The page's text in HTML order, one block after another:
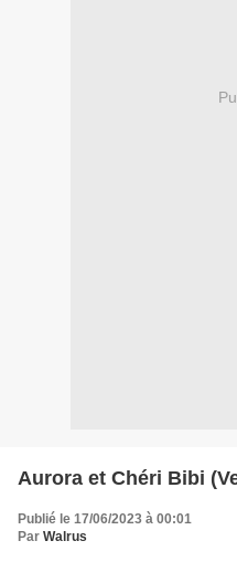
Aurora et Chéri Bibi
Publié le 17/06/2023 à 00:01
Par Walrus